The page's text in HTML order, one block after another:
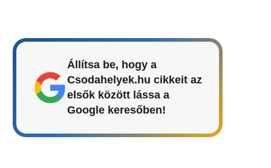
Állítsa be, hogy a
Csodahelyek.hu cikkeit az
elsők között lássa a
Google keresőben!